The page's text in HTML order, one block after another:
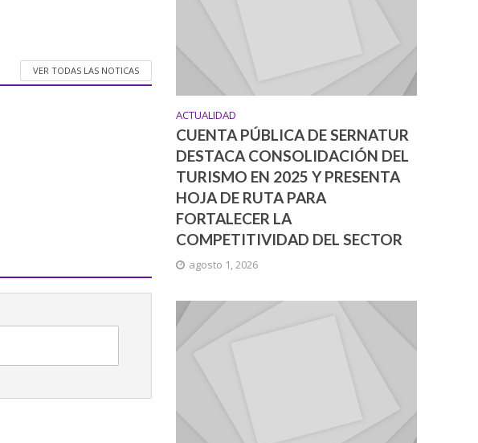
VER TODAS LAS NOTICAS
ACTUALIDAD
CUENTA PÚBLICA DE SERNATUR
DESTACA CONSOLIDACIÓN DEL
TURISMO EN 2025 Y PRESENTA
HOJA DE RUTA PARA
FORTALECER LA
COMPETITIVIDAD DEL SECTOR
agosto 1, 2026